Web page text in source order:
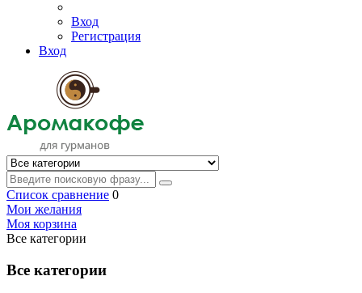
Вход
Регистрация
Вход
Список сравнение 0
Мои желания
Моя корзина
Все категории
Все категории